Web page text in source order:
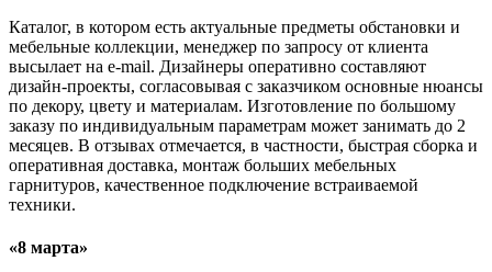
Каталог, в котором есть актуальные предметы обстановки и
мебельные коллекции, менеджер по запросу от клиента
высылает на e-mail. Дизайнеры оперативно составляют
дизайн-проекты, согласовывая с заказчиком основные нюансы
по декору, цвету и материалам. Изготовление по большому
заказу по индивидуальным параметрам может занимать до 2
месяцев. В отзывах отмечается, в частности, быстрая сборка и
оперативная доставка, монтаж больших мебельных
гарнитуров, качественное подключение встраиваемой
техники.
«8 марта»